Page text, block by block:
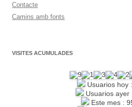
Contacte
Camins amb fonts
VISITES ACUMULADES
Usuarios hoy
Usuarios ayer
Este mes :